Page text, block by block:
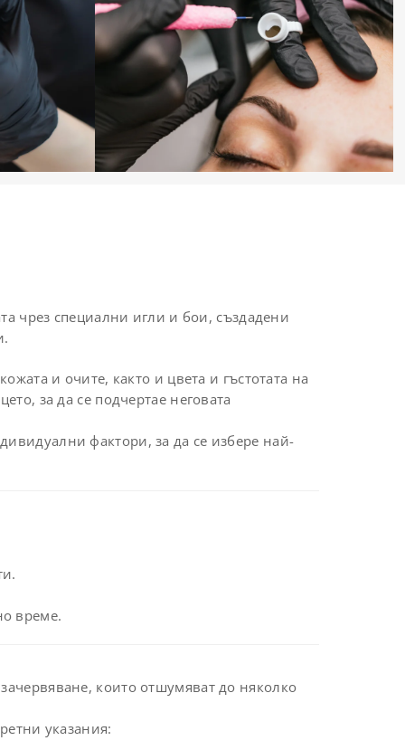
чрез специални игли и бои, създадени
и очите, както и цвета и гъстотата на
за да се подчертае неговата
фактори, за да се избере най-
време.
които отшумяват до няколко
указания: